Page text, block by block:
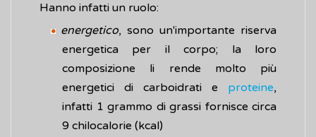
Hanno infatti un ruolo:
energetico, sono un'importante riserva
energetica per il corpo; la loro
composizione li rende molto più
energetici di carboidrati e proteine,
infatti 1 grammo di grassi fornisce circa
9 chilocalorie (kcal)